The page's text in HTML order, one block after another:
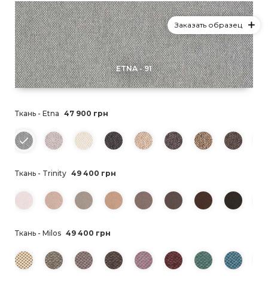
ETNA - 91
Заказать образец
Ткань - Etna 47 900 грн
Ткань - Trinity 49 400 грн
Ткань - Milos 49 400 грн